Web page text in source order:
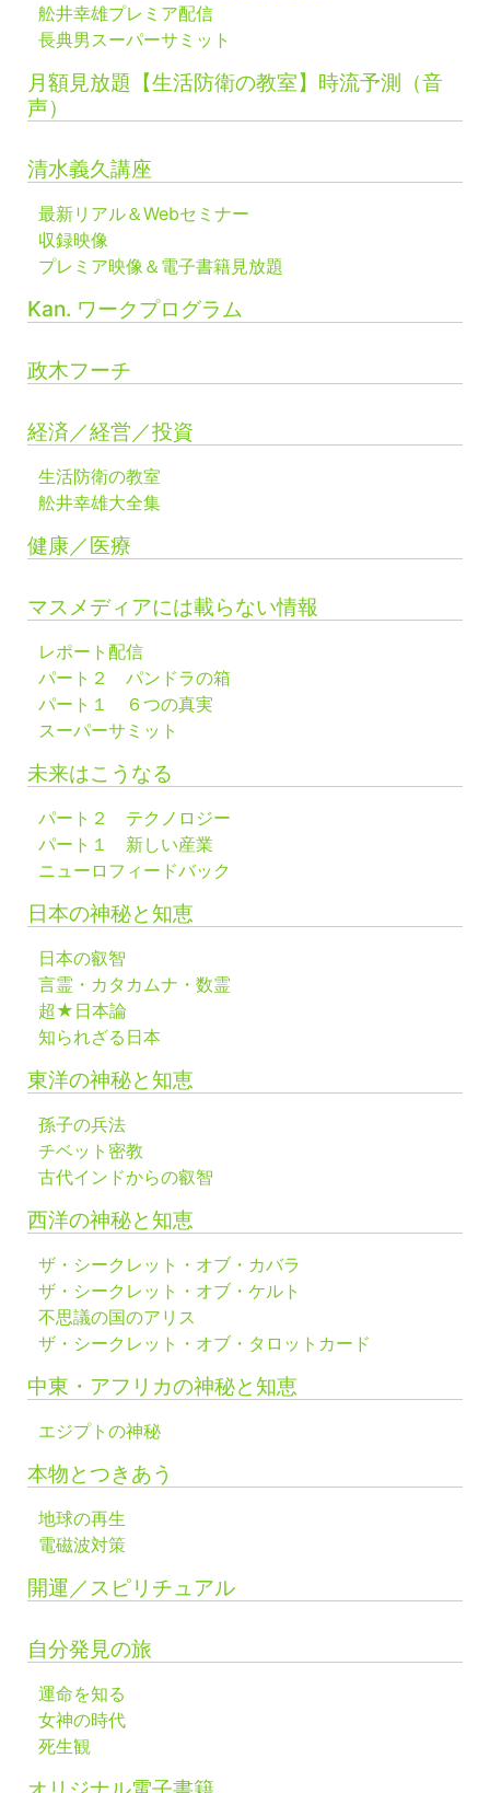
舩井幸雄プレミア配信
長典男スーパーサミット
月額見放題【生活防衛の教室】時流予測（音
声）
清水義久講座
最新リアル＆Webセミナー
収録映像
プレミア映像＆電子書籍見放題
Kan. ワークプログラム
政木フーチ
経済／経営／投資
生活防衛の教室
舩井幸雄大全集
健康／医療
マスメディアには載らない情報
レポート配信
パート２ パンドラの箱
パート１ ６つの真実
スーパーサミット
未来はこうなる
パート２ テクノロジー
パート１ 新しい産業
ニューロフィードバック
日本の神秘と知恵
日本の叡智
言霊・カタカムナ・数霊
超★日本論
知られざる日本
東洋の神秘と知恵
孫子の兵法
チベット密教
古代インドからの叡智
西洋の神秘と知恵
ザ・シークレット・オブ・カバラ
ザ・シークレット・オブ・ケルト
不思議の国のアリス
ザ・シークレット・オブ・タロットカード
中東・アフリカの神秘と知恵
エジプトの神秘
本物とつきあう
地球の再生
電磁波対策
開運／スピリチュアル
自分発見の旅
運命を知る
女神の時代
死生観